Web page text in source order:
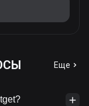
Еще